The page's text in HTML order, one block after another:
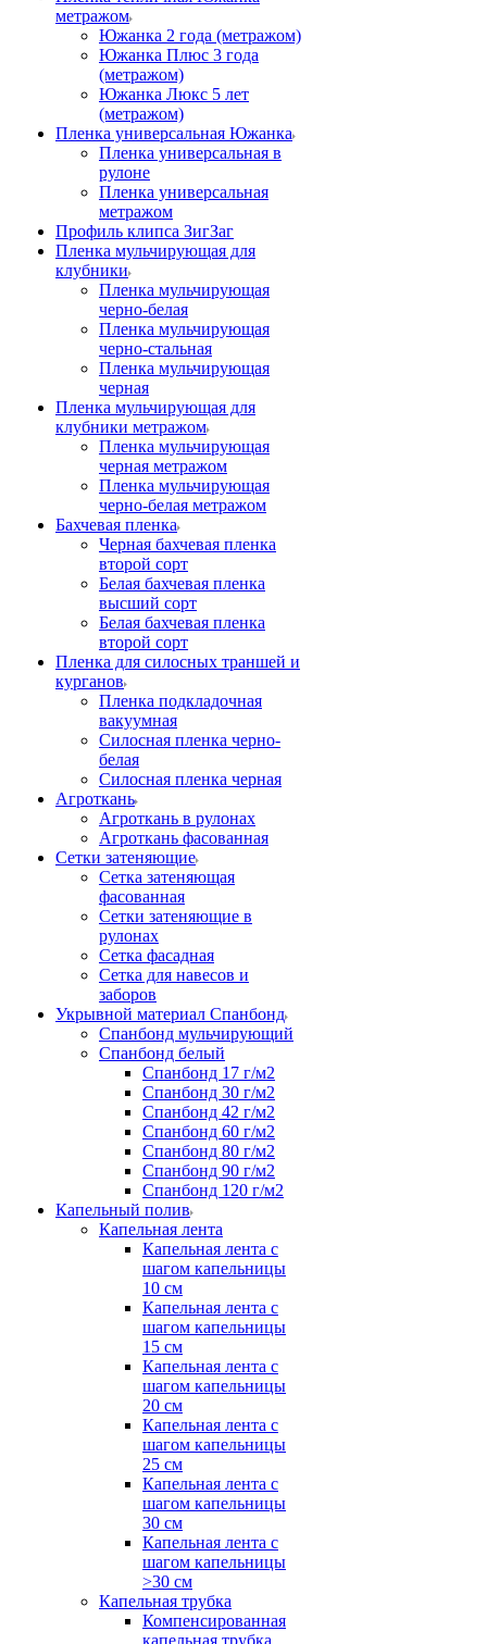
метражом
Южанка 2 года (метражом)
Южанка Плюс 3 года
(метражом)
Южанка Люкс 5 лет
(метражом)
Пленка универсальная Южанка
Пленка универсальная в
рулоне
Пленка универсальная
метражом
Профиль клипса ЗигЗаг
Пленка мульчирующая для
клубники
Пленка мульчирующая
черно-белая
Пленка мульчирующая
черно-стальная
Пленка мульчирующая
черная
Пленка мульчирующая для
клубники метражом
Пленка мульчирующая
черная метражом
Пленка мульчирующая
черно-белая метражом
Бахчевая пленка
Черная бахчевая пленка
второй сорт
Белая бахчевая пленка
высший сорт
Белая бахчевая пленка
второй сорт
Пленка для силосных траншей и
курганов
Пленка подкладочная
вакуумная
Силосная пленка черно-
белая
Силосная пленка черная
Агроткань
Агроткань в рулонах
Агроткань фасованная
Сетки затеняющие
Сетка затеняющая
фасованная
Сетки затеняющие в
рулонах
Сетка фасадная
Сетка для навесов и
заборов
Укрывной материал Спанбонд
Спанбонд мульчирующий
Спанбонд белый
Спанбонд 17 г/м2
Спанбонд 30 г/м2
Спанбонд 42 г/м2
Спанбонд 60 г/м2
Спанбонд 80 г/м2
Спанбонд 90 г/м2
Спанбонд 120 г/м2
Капельный полив
Капельная лента
Капельная лента с
шагом капельницы
10 см
Капельная лента с
шагом капельницы
15 см
Капельная лента с
шагом капельницы
20 см
Капельная лента с
шагом капельницы
25 см
Капельная лента с
шагом капельницы
30 см
Капельная лента с
шагом капельницы
>30 см
Капельная трубка
Компенсированная
капельная трубка